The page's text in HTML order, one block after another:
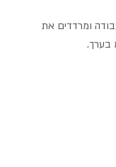
ומרדדים את